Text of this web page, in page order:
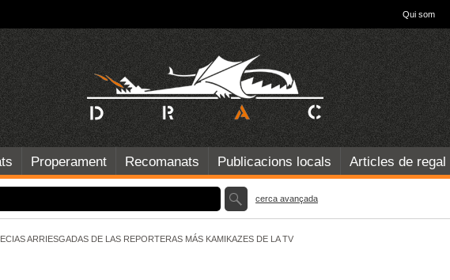
Qui som
Properament Recomanats Publicacions locals Articles de regal
cerca avançada
ARRIESGADAS DE LAS REPORTERAS MÁS KAMIKAZES DE LA TV